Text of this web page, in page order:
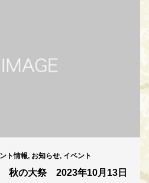
ト情報, お知らせ, イベント
秋の大祭 2023年10月13日